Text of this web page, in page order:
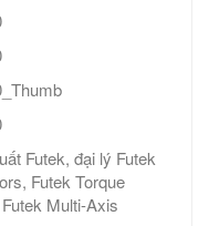
Futek, đại lý Futek
Futek Torque
Multi-Axis